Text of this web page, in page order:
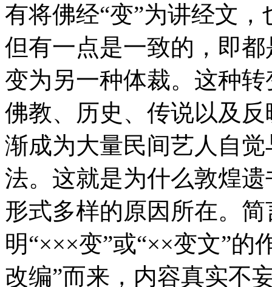
有将佛经“变”为讲经文
但有一点是一致的，即
变为另一种体裁。这种
佛教、历史、传说以及
渐成为大量民间艺人自
法。这就是为什么敦煌遗
形式多样的原因所在。
明“×××变”或“××变文”
改编”而来，内容真实不